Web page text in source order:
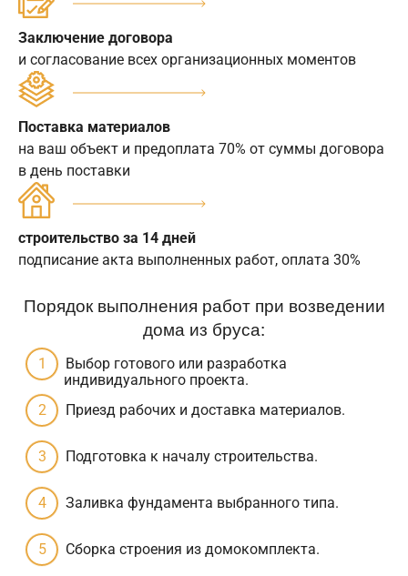
Заключение договора
и согласование всех организационных моментов
Поставка материалов
на ваш объект и предоплата 70% от суммы договора
в день поставки
строительство за 14 дней
подписание акта выполненных работ, оплата 30%
Порядок выполнения работ при возведении
дома из бруса:
Выбор готового или разработка
индивидуального проекта.
Приезд рабочих и доставка материалов.
Подготовка к началу строительства.
Заливка фундамента выбранного типа.
Сборка строения из домокомплекта.